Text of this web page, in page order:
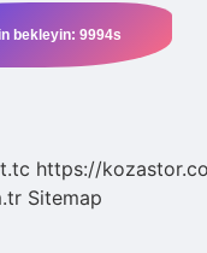
https://
Sitemap